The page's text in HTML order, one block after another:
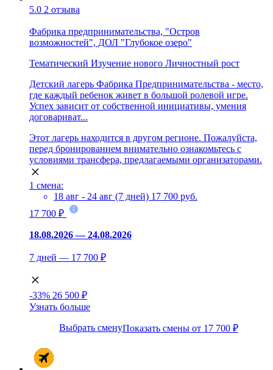
5.0 2 отзыва
Фабрика предпринимательства, "Остров
возможностей", ДОЛ "Глубокое озеро"
Тематический Изучение нового Личностный рост
Детский лагерь Фабрика Предпринимательства - место,
где каждый ребенок живет в большой ролевой игре.
Успех зависит от собственной инициативы, умения
договариват...
Этот лагерь находится в другом регионе. Пожалуйста,
перед бронированием внимательно ознакомьтесь с
условиями трансфера, предлагаемыми организаторами.
1 смена:
18 авг - 24 авг (7 дней) 17 700 руб.
17 700 ₽
18.08.2026 — 24.08.2026
7 дней — 17 700 ₽
-33% 26 500 ₽
Узнать больше
Выбрать сменуПоказать смены от 17 700 ₽